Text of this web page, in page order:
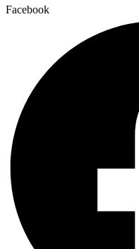
Facebook